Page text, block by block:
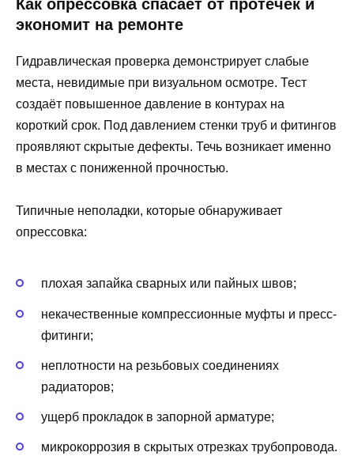
Как опрессовка спасает от протечек и
экономит на ремонте
Гидравлическая проверка демонстрирует слабые
места, невидимые при визуальном осмотре. Тест
создаёт повышенное давление в контурах на
короткий срок. Под давлением стенки труб и фитингов
проявляют скрытые дефекты. Течь возникает именно
в местах с пониженной прочностью.
Типичные неполадки, которые обнаруживает
опрессовка:
плохая запайка сварных или пайных швов;
некачественные компрессионные муфты и пресс-
фитинги;
неплотности на резьбовых соединениях
радиаторов;
ущерб прокладок в запорной арматуре;
микрокоррозия в скрытых отрезках трубопровода.